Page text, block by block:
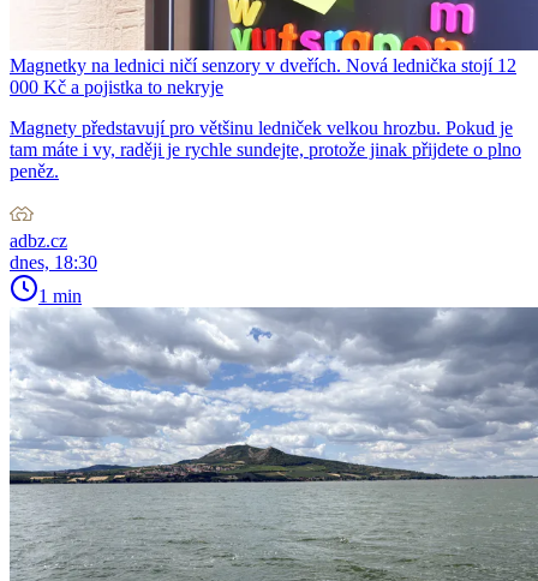
Magnetky na lednici ničí senzory v dveřích. Nová lednička stojí 12
000 Kč a pojistka to nekryje
Magnety představují pro většinu ledniček velkou hrozbu. Pokud je
tam máte i vy, raději je rychle sundejte, protože jinak přijdete o plno
peněz.
adbz.cz
dnes, 18:30
1 min